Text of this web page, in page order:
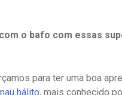
o bafo com essas
para ter uma boa
hálito, mais conhecido